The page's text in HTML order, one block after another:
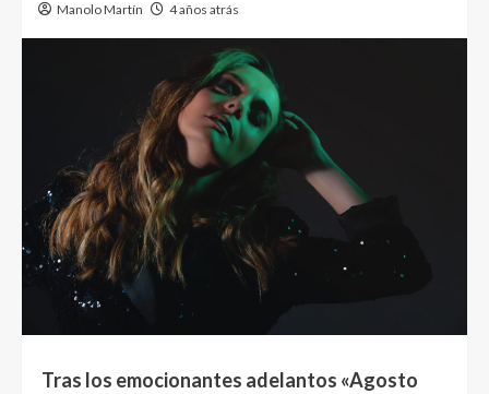
Manolo Martín 4 años atrás
Tras los emocionantes adelantos «Agosto